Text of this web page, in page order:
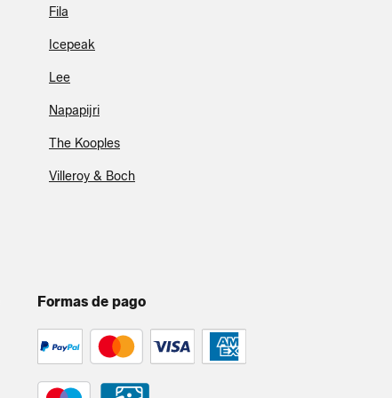
Fila
Icepeak
Lee
Napapijri
The Kooples
Villeroy & Boch
Formas de pago